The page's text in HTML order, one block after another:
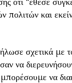
πολιτών και
σχετικά με
να
να